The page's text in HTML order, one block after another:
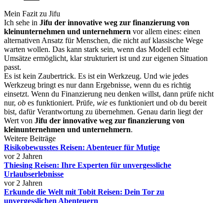
Mein Fazit zu Jifu
Ich sehe in Jifu der innovative weg zur finanzierung von
kleinunternehmen und unternehmern vor allem eines: einen
alternativen Ansatz für Menschen, die nicht auf klassische Wege
warten wollen. Das kann stark sein, wenn das Modell echte
Umsätze ermöglicht, klar strukturiert ist und zur eigenen Situation
passt.
Es ist kein Zaubertrick. Es ist ein Werkzeug. Und wie jedes
Werkzeug bringt es nur dann Ergebnisse, wenn du es richtig
einsetzt. Wenn du Finanzierung neu denken willst, dann prüfe nicht
nur, ob es funktioniert. Prüfe, wie es funktioniert und ob du bereit
bist, dafür Verantwortung zu übernehmen. Genau darin liegt der
Wert von Jifu der innovative weg zur finanzierung von
kleinunternehmen und unternehmern.
Weitere Beiträge
Risikobewusstes Reisen: Abenteuer für Mutige
vor 2 Jahren
Thiesing Reisen: Ihre Experten für unvergessliche
Urlaubserlebnisse
vor 2 Jahren
Erkunde die Welt mit Tobit Reisen: Dein Tor zu
unvergesslichen Abenteuern